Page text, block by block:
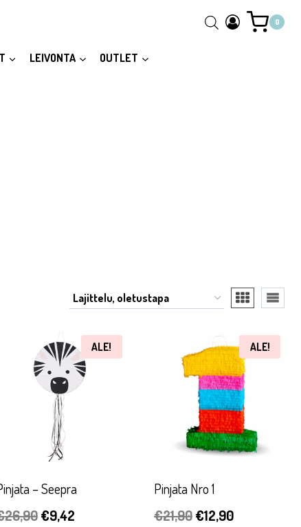
0
LEIVONTA OUTLET
the full content.
ALE!
– Seepra
26,90 Alkuperäinen
€9,42Nykyinen
ALE!
Pinjata Nro 1
€21,90 Alkuperäinen
€12,90Nykyinen